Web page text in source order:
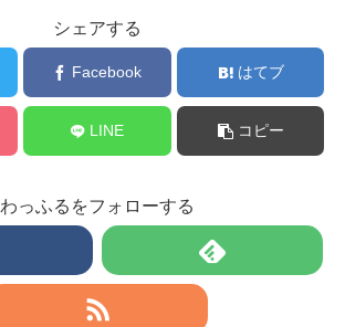
シェアする
Facebook はてブ
LINE コピー
わっふるをフォローする